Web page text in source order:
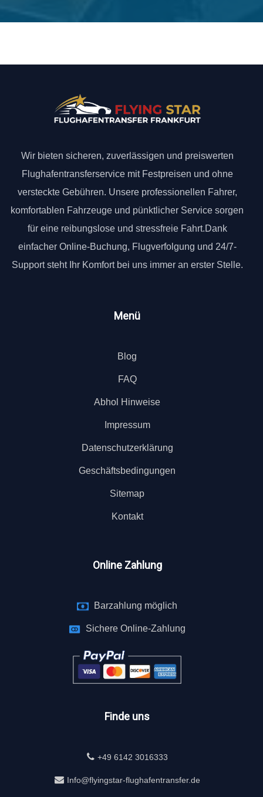
Wir bieten sicheren, zuverlässigen und preiswerten
Flughafentransferservice mit Festpreisen und ohne
versteckte Gebühren. Unsere professionellen Fahrer,
komfortablen Fahrzeuge und pünktlicher Service sorgen
für eine reibungslose und stressfreie Fahrt.Dank
einfacher Online-Buchung, Flugverfolgung und 24/7-
Support steht Ihr Komfort bei uns immer an erster Stelle.
Menü
Blog
FAQ
Abhol Hinweise
Impressum
Datenschutzerklärung
Geschäftsbedingungen
Sitemap
Kontakt
Online Zahlung
Barzahlung möglich
Sichere Online-Zahlung
Finde uns
+49 6142 3016333
Info@flyingstar-flughafentransfer.de